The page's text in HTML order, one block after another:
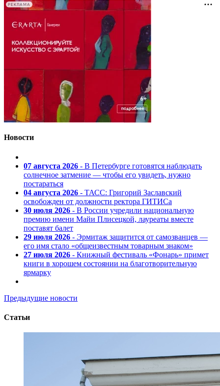
РЕКЛАМА
Новости
07 августа 2026 - В Петербурге готовятся наблюдать
солнечное затмение — чтобы его увидеть, нужно
постараться
04 августа 2026 - ТАСС: Григорий Заславский
освобожден от должности ректора ГИТИСа
30 июля 2026 - В России учредили национальную
премию имени Майи Плисецкой, лауреаты вместе
поставят балет
29 июля 2026 - Эрмитаж защитится от самозванцев —
его имя стало «общеизвестным товарным знаком»
27 июля 2026 - Книжный фестиваль «Фонарь» примет
книги в хорошем состоянии на благотворительную
ярмарку
Предыдущие новости
Статьи